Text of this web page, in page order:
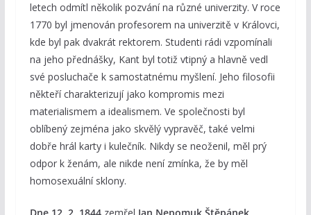
letech odmítl několik pozvání na různé univerzity. V roce
1770 byl jmenován profesorem na univerzitě v Královci,
kde byl pak dvakrát rektorem. Studenti rádi vzpomínali
na jeho přednášky, Kant byl totiž vtipný a hlavně vedl
své posluchače k samostatnému myšlení. Jeho filosofii
někteří charakterizují jako kompromis mezi
materialismem a idealismem. Ve společnosti byl
oblíbený zejména jako skvělý vypravěč, také velmi
dobře hrál karty i kulečník. Nikdy se neoženil, měl prý
odpor k ženám, ale nikde není zmínka, že by měl
homosexuální sklony.